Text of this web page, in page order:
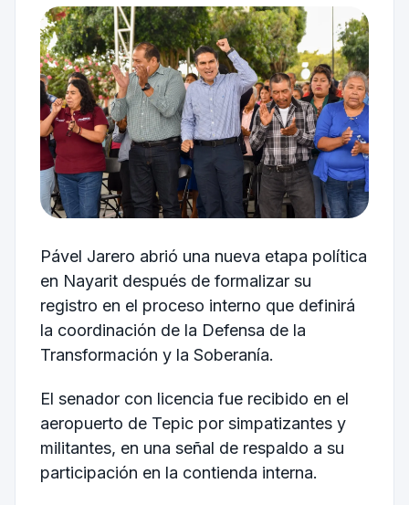
Pável Jarero abrió una nueva etapa política
en Nayarit después de formalizar su
registro en el proceso interno que definirá
la coordinación de la Defensa de la
Transformación y la Soberanía.
El senador con licencia fue recibido en el
aeropuerto de Tepic por simpatizantes y
militantes, en una señal de respaldo a su
participación en la contienda interna.